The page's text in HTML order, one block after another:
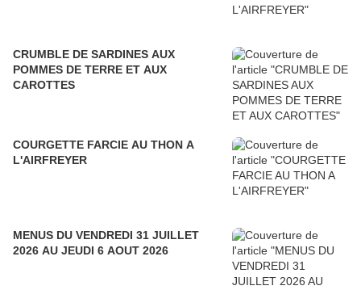
CRUMBLE DE SARDINES AUX
POMMES DE TERRE ET AUX
CAROTTES
COURGETTE FARCIE AU THON A
L'AIRFREYER
MENUS DU VENDREDI 31 JUILLET
2026 AU JEUDI 6 AOUT 2026